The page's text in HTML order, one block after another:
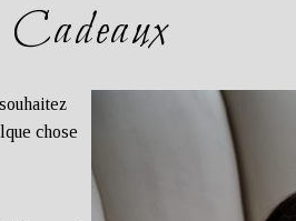
Cadeaux
chose